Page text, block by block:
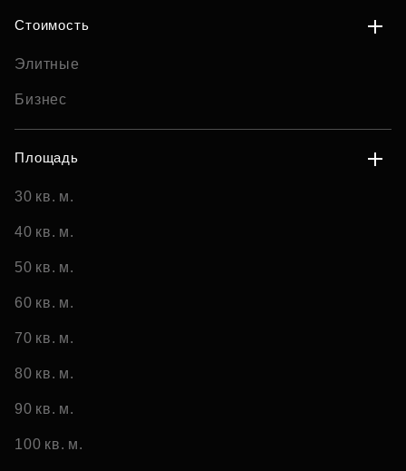
Стоимость
Элитные
Бизнес
Площадь
30 кв. м.
40 кв. м.
50 кв. м.
60 кв. м.
70 кв. м.
80 кв. м.
90 кв. м.
100 кв. м.